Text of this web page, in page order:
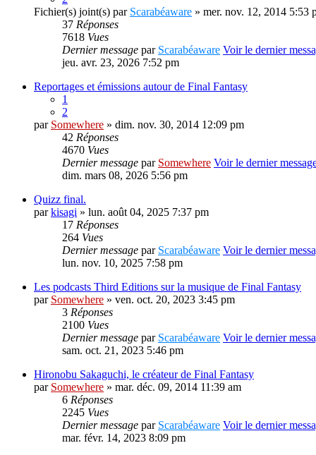
Fichier(s) joint(s) par Scarabéaware » mer. nov. 12, 2014 5:53
37 Réponses
7618 Vues
Dernier message par Scarabéaware Voir le dernier
jeu. avr. 23, 2026 7:52 pm
Reportages et émissions autour de Final Fantasy
1
2
par Somewhere » dim. nov. 30, 2014 12:09 pm
42 Réponses
4670 Vues
Dernier message par Somewhere Voir le dernier
dim. mars 08, 2026 5:56 pm
Quizz final.
parkisagi » lun. août 04, 2025 7:37 pm
17 Réponses
264 Vues
Dernier message par Scarabéaware Voir le dernier
lun. nov. 10, 2025 7:58 pm
Les podcasts Third Editions sur la musique de Final Fantasy
par Somewhere » ven. oct. 20, 2023 3:45 pm
3 Réponses
2100 Vues
Dernier message par Scarabéaware Voir le dernier
sam. oct. 21, 2023 5:46 pm
Hironobu Sakaguchi, le créateur de Final Fantasy
par Somewhere » mar. déc. 09, 2014 11:39 am
6 Réponses
2245 Vues
Dernier message par Scarabéaware Voir le dernier
mar. févr. 14, 2023 8:09 pm